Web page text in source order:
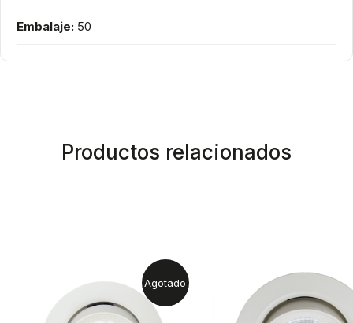
Embalaje: 50
Productos relacionados
Agotado